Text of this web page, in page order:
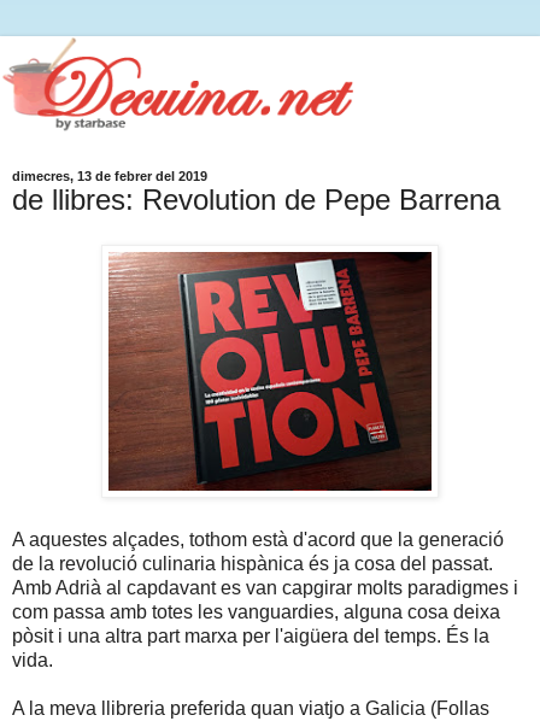
dimecres, 13 de febrer del 2019
de llibres: Revolution de Pepe Barrena
A aquestes alçades, tothom està d'acord que la generació
de la revolució culinaria hispànica és ja cosa del passat.
Amb Adrià al capdavant es van capgirar molts paradigmes i
com passa amb totes les vanguardies, alguna cosa deixa
pòsit i una altra part marxa per l'aigüera del temps. És la
vida.
A la meva llibreria preferida quan viatjo a Galicia (Follas